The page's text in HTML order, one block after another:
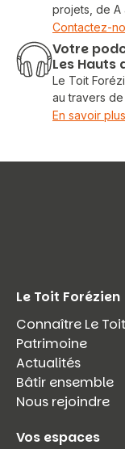
projets, de A
Contactez-
Votre
Les Hauts
Le Toit
au travers de
En savoir plus
Le Toit Forézien
Connaître Le
Patrimoine
Actualités
Bâtir ensemble
Nous rejoindre
Vos espaces